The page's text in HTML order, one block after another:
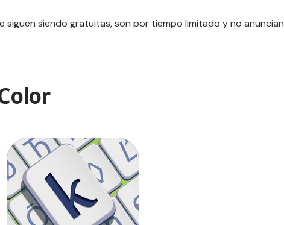
siendo gratuitas, son por tiempo limitado y no anuncian